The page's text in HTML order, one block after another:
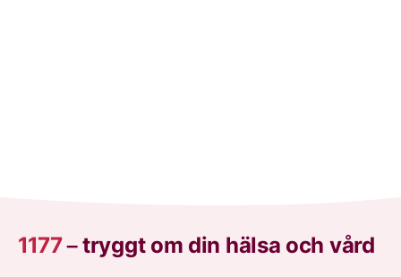
1177–tryggt om din hälsa och vård